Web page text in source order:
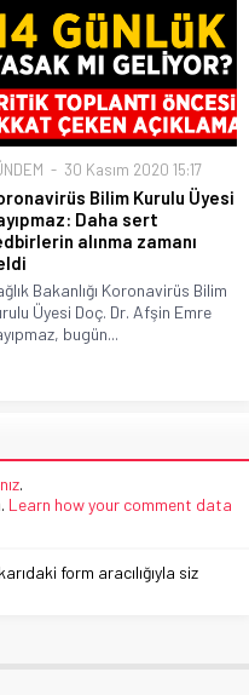
30 Kasım 2020 15:17
Bilim Kurulu Üyesi
Daha sert
alınma zamanı
Bakanlığı Koronavirüs Bilim
Üyesi Doç. Dr. Afşin Emre
bugün...
.
Learn how your comment data
form aracılığıyla siz